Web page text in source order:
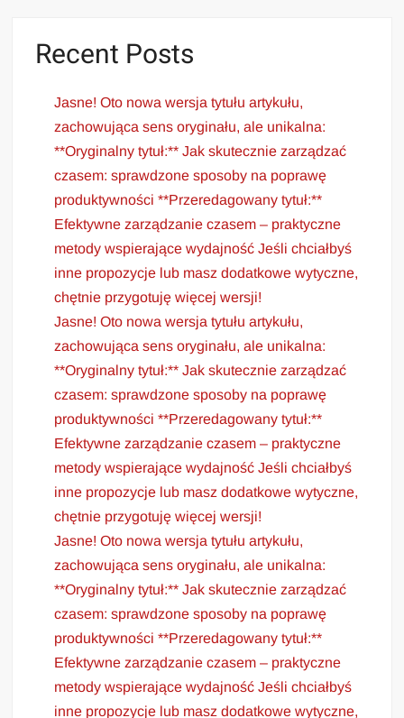
Recent Posts
Jasne! Oto nowa wersja tytułu artykułu,
zachowująca sens oryginału, ale unikalna:
**Oryginalny tytuł:** Jak skutecznie zarządzać
czasem: sprawdzone sposoby na poprawę
produktywności **Przeredagowany tytuł:**
Efektywne zarządzanie czasem – praktyczne
metody wspierające wydajność Jeśli chciałbyś
inne propozycje lub masz dodatkowe wytyczne,
chętnie przygotuję więcej wersji!
Jasne! Oto nowa wersja tytułu artykułu,
zachowująca sens oryginału, ale unikalna:
**Oryginalny tytuł:** Jak skutecznie zarządzać
czasem: sprawdzone sposoby na poprawę
produktywności **Przeredagowany tytuł:**
Efektywne zarządzanie czasem – praktyczne
metody wspierające wydajność Jeśli chciałbyś
inne propozycje lub masz dodatkowe wytyczne,
chętnie przygotuję więcej wersji!
Jasne! Oto nowa wersja tytułu artykułu,
zachowująca sens oryginału, ale unikalna:
**Oryginalny tytuł:** Jak skutecznie zarządzać
czasem: sprawdzone sposoby na poprawę
produktywności **Przeredagowany tytuł:**
Efektywne zarządzanie czasem – praktyczne
metody wspierające wydajność Jeśli chciałbyś
inne propozycje lub masz dodatkowe wytyczne,